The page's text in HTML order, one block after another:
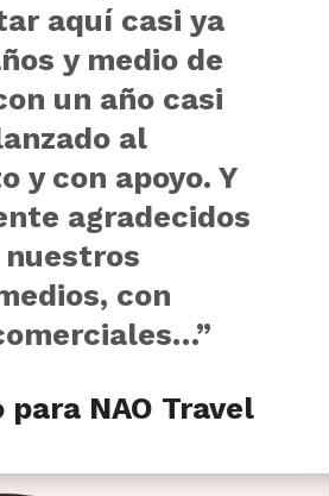
aquí casi ya
y medio de
un año casi
al
y con apoyo. Y
agradecidos
con
NAO Travel